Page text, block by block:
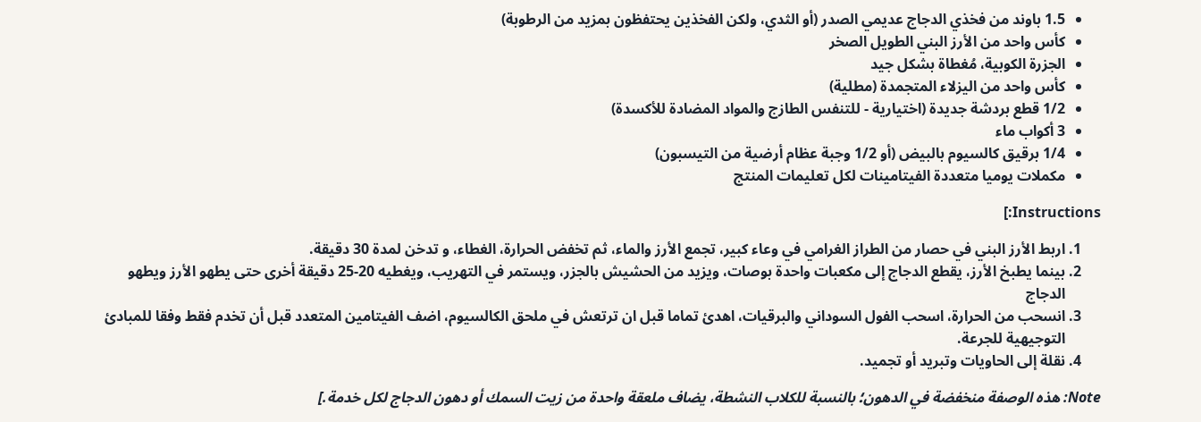
1.5 باوند من فخذي الدجاج عديمي الصدر (أو الثدي، ولكن الفخذين يحتفظون بمزيد من الرطوبة)
كأس واحد من الأرز البني الطويل الصخر
الجزرة الكوبية، مُغطاة بشكل جيد
كأس واحد من اليزلاء المتجمدة (مطلية)
1/2 قطع بردشة جديدة (اختيارية - للتنفس الطازج والمواد المضادة للأكسدة)
3 أكواب ماء
1/4 برقيق كالسيوم بالبيض (أو 1/2 وجبة عظام أرضية من التيسبون)
مكملات يوميا متعددة الفيتامينات لكل تعليمات المنتج
Instructions:]
اربط الأرز البني في حصار من الطراز الغرامي في وعاء كبير، تجمع الأرز والماء، ثم تخفض الحرارة، الغطاء، و تدخن لمدة 30 دقيقة.
بينما يطبخ الأرز، يقطع الدجاج إلى مكعبات واحدة بوصات، ويزيد من الحشيش بالجزر، ويستمر في التهريب، ويغطيه 20-25 دقيقة أخرى حتى يطهو الأرز ويطهو
الدجاج
انسحب من الحرارة، اسحب الفول السوداني والبرقيات، اهدئ تماما قبل ان ترتعش في ملحق الكالسيوم، اضف الفيتامين المتعدد قبل أن تخدم فقط وفقا للمبادئ
التوجيهية للجرعة.
نقلة إلى الحاويات وتبريد أو تجميد.
Note: هذه الوصفة منخفضة في الدهون؛ بالنسبة للكلاب النشطة، يضاف ملعقة واحدة من زيت السمك أو دهون الدجاج لكل خدمة.]